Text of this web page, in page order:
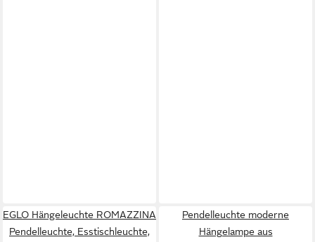
EGLO Hängeleuchte ROMAZZINA
Pendelleuchte, Esstischleuchte,
Pendelleuchte moderne
Hängelampe aus